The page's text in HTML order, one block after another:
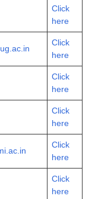
Click
here
Click
here
Click
here
Click
here
Click
here
Click
here